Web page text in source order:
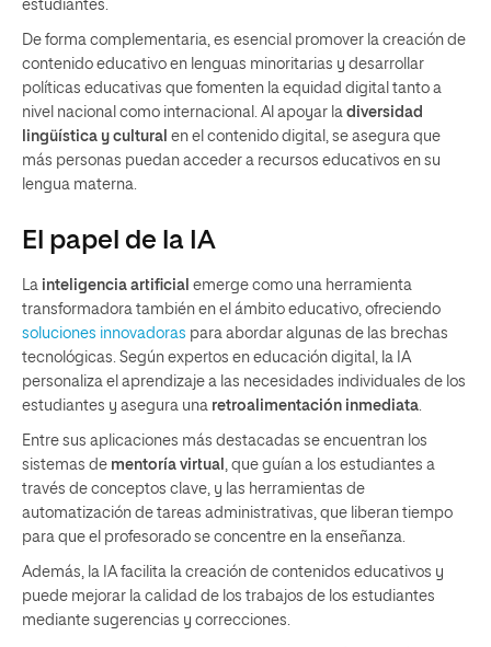
estudiantes.
De forma complementaria, es esencial promover la creación de
contenido educativo en lenguas minoritarias y desarrollar
políticas educativas que fomenten la equidad digital tanto a
nivel nacional como internacional. Al apoyar la diversidad
lingüística y cultural en el contenido digital, se asegura que
más personas puedan acceder a recursos educativos en su
lengua materna.
El papel de la IA
La inteligencia artificial emerge como una herramienta
transformadora también en el ámbito educativo, ofreciendo
soluciones innovadoras para abordar algunas de las brechas
tecnológicas. Según expertos en educación digital, la IA
personaliza el aprendizaje a las necesidades individuales de los
estudiantes y asegura una retroalimentación inmediata.
Entre sus aplicaciones más destacadas se encuentran los
sistemas de mentoría virtual , que guían a los estudiantes a
través de conceptos clave, y las herramientas de
automatización de tareas administrativas, que liberan tiempo
para que el profesorado se concentre en la enseñanza.
Además, la IA facilita la creación de contenidos educativos y
puede mejorar la calidad de los trabajos de los estudiantes
mediante sugerencias y correcciones.